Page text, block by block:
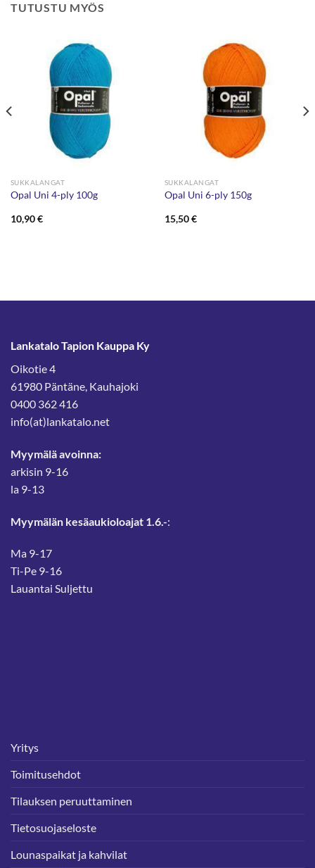
TUTUSTU MYÖS
SUKKALANGAT
Opal Uni 4-ply 100g
10,90€
SUKKALANGAT
Opal Uni 6-ply 150g
15,50€
Lankatalo Tapion Kauppa Ky
Oikotie 4
61980 Päntäne, Kauhajoki
0400 362 416
info(at)lankatalo.net
Myymälä avoinna:
arkisin 9-16
la 9-13
Myymälän kesäaukioloajat 1.6.-:
Ma 9-17
Ti-Pe 9-16
Lauantai Suljettu
Yritys
Toimitusehdot
Tilauksen peruuttaminen
Tietosuojaseloste
Lounaspaikat ja kahvilat